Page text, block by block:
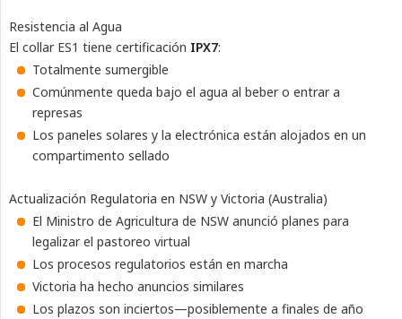
Resistencia al Agua
El collar ES1 tiene certificación IPX7:
Totalmente sumergible
Comúnmente queda bajo el agua al beber o entrar a
represas
Los paneles solares y la electrónica están alojados en un
compartimento sellado
Actualización Regulatoria en NSW y Victoria (Australia)
El Ministro de Agricultura de NSW anunció planes para
legalizar el pastoreo virtual
Los procesos regulatorios están en marcha
Victoria ha hecho anuncios similares
Los plazos son inciertos—posiblemente a finales de año